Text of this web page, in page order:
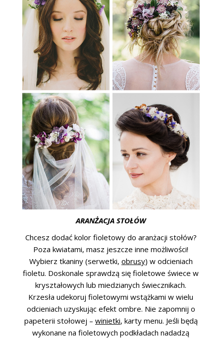
ARANŻACJA STOŁÓW
Chcesz dodać kolor fioletowy do aranżacji stołów?
Poza kwiatami, masz jeszcze inne możliwości!
Wybierz tkaniny (serwetki, obrusy) w odcieniach
fioletu. Doskonale sprawdzą się fioletowe świece w
kryształowych lub miedzianych świecznikach.
Krzesła udekoruj fioletowymi wstążkami w wielu
odcieniach uzyskując efekt ombre. Nie zapomnij o
papeterii stołowej – winietki, karty menu. Jeśli będą
wykonane na fioletowych podkładach nadadzą